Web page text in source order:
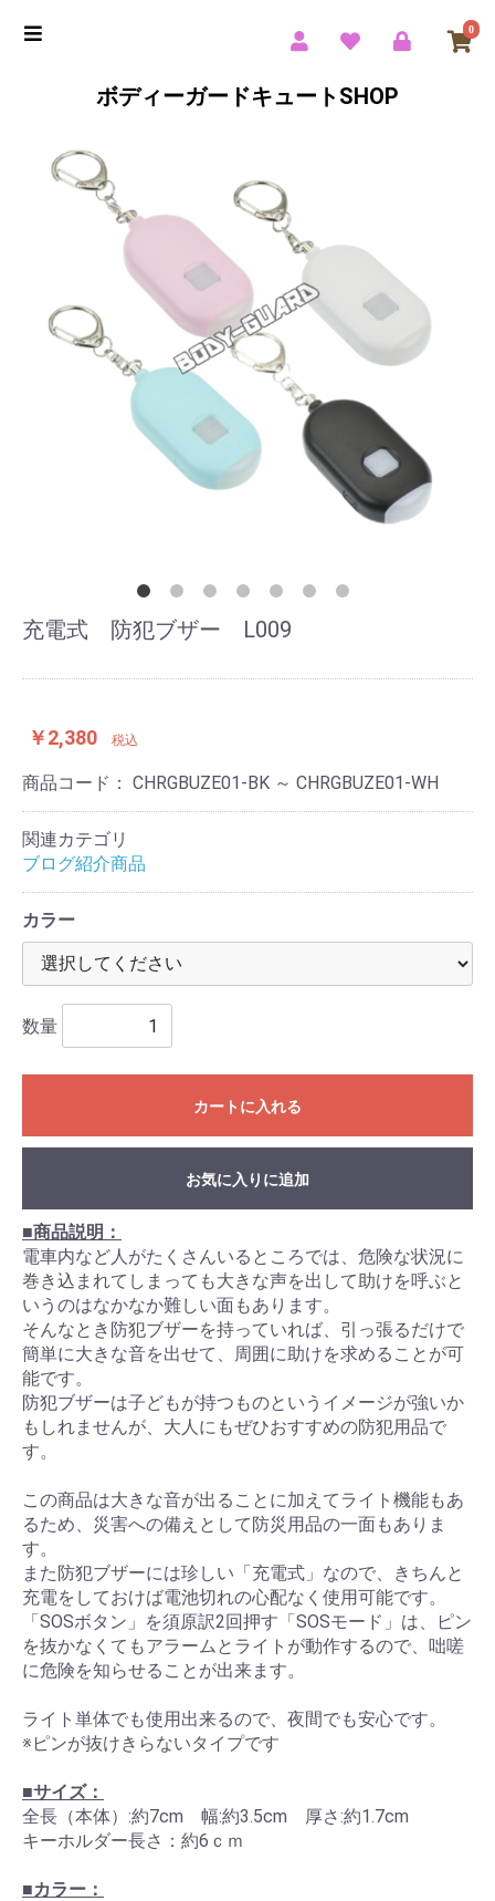
0
ボディーガードキュートSHOP
充電式 防犯ブザー L009
￥2,380 税込
商品コード： CHRGBUZE01-BK ～ CHRGBUZE01-WH
関連カテゴリ
ブログ紹介商品
カラー
数量
カートに入れる
お気に入りに追加
■商品説明：
電車内など人がたくさんいるところでは、危険な状況に
巻き込まれてしまっても大きな声を出して助けを呼ぶと
いうのはなかなか難しい面もあります。
そんなとき防犯ブザーを持っていれば、引っ張るだけで
簡単に大きな音を出せて、周囲に助けを求めることが可
能です。
防犯ブザーは子どもが持つものというイメージが強いか
もしれませんが、大人にもぜひおすすめの防犯用品で
す。
この商品は大きな音が出ることに加えてライト機能もあ
るため、災害への備えとして防災用品の一面もありま
す。
また防犯ブザーには珍しい「充電式」なので、きちんと
充電をしておけば電池切れの心配なく使用可能です。
「SOSボタン」を須原訳2回押す「SOSモード」は、ピン
を抜かなくてもアラームとライトが動作するので、咄嗟
に危険を知らせることが出来ます。
ライト単体でも使用出来るので、夜間でも安心です。
※ピンが抜けきらないタイプです
■サイズ：
全長（本体）:約7cm 幅:約3.5cm 厚さ:約1.7cm
キーホルダー長さ：約6ｃｍ
■カラー：